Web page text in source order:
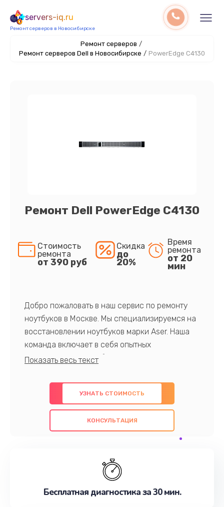
servers-iq.ru
Ремонт серверов в Новосибирске
Ремонт серверов /
Ремонт серверов Dell в Новосибирске / PowerEdge C4130
Ремонт Dell PowerEdge C4130
Стоимость
ремонта
от 390 руб
Скидка
до
20%
Время
ремонта
от 20
мин
Добро пожаловать в наш сервис по ремонту
ноутбуков в Москве. Мы специализируемся на
восстановлении ноутбуков марки Aser. Наша
команда включает в себя опытных
профессионалов с обширными знаниями и
предлагаем быстрый и качественный ремонт с
использованием оригинальных компонентов, а
также гарантируем качество всех
проведенных работ. Наша цель - предоставить
наилучшим образом. Не медлите записаться на
УЗНАТЬ СТОИМОСТЬ
КОНСУЛЬТАЦИЯ
Бесплатная диагностика за 30 мин.